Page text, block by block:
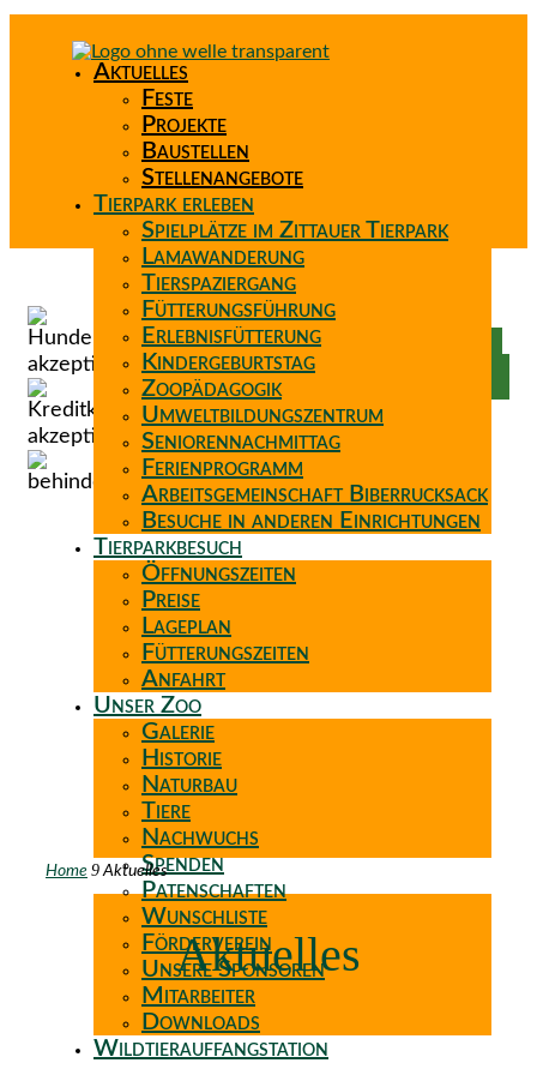
Aktuelles
Feste
Projekte
Baustellen
Stellenangebote
Tierpark erleben
Spielplätze im Zittauer Tierpark
Lamawanderung
Tierspaziergang
Fütterungsführung
Erlebnisfütterung
Kindergeburtstag
Zoopädagogik
Umweltbildungszentrum
Seniorennachmittag
Ferienprogramm
Arbeitsgemeinschaft Biberrucksack
Besuche in anderen Einrichtungen
Tierparkbesuch
Öffnungszeiten
Preise
Lageplan
Fütterungszeiten
Anfahrt
Unser Zoo
Galerie
Historie
Naturbau
Tiere
Nachwuchs
Spenden
Patenschaften
Wunschliste
Förderverein
Unsere Sponsoren
Mitarbeiter
Downloads
Wildtierauffangstation
Home 9 Aktuelles
Aktuelles